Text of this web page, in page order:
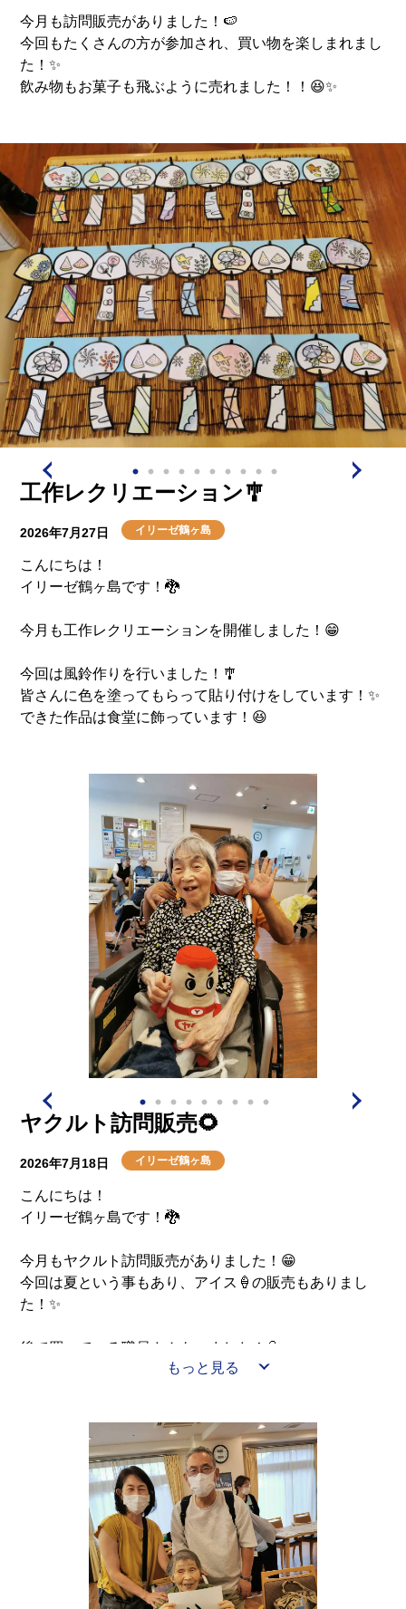
今月も訪問販売がありました！🍉
今回もたくさんの方が参加され、買い物を楽しまれまし
た！✨
飲み物もお菓子も飛ぶように売れました！！😆✨
工作レクリエーション🎐
2026年7月27日 イリーゼ鶴ヶ島
こんにちは！
イリーゼ鶴ヶ島です！🐉
今月も工作レクリエーションを開催しました！😁
今回は風鈴作りを行いました！🎐
皆さんに色を塗ってもらって貼り付けをしています！✨
できた作品は食堂に飾っています！😆
ヤクルト訪問販売🌻
2026年7月18日 イリーゼ鶴ヶ島
こんにちは！
イリーゼ鶴ヶ島です！🐉
今月もヤクルト訪問販売がありました！😁
今回は夏という事もあり、アイス🍦の販売もありまし
た！✨
後で買っている職員さんもいました！💦
ヤクルト飲んで、水分補給です！！
もっと見る